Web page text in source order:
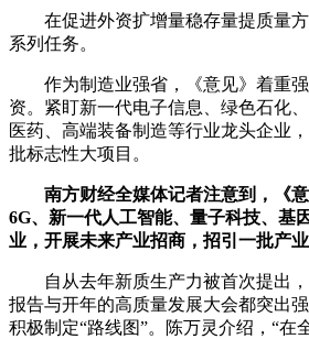
在促进外资扩增量稳存量提质量方
系列任务。
作为制造业强省，《意见》着重强
资。紧盯新一代电子信息、绿色石化
医药、高端装备制造等行业龙头企业
批标志性大项目。
南方财经全媒体记者注意到，《
6G、新一代人工智能、量子科技、基
业，开展未来产业招商，招引一批产业
自从去年新质生产力被首次提出，
报告与开年的高质量发展大会都突出
积极制定“路线图”。陈万灵介绍，“在